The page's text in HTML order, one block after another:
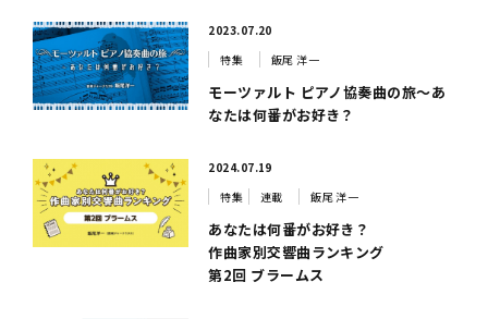
2023.07.20
特集
飯尾 洋一
モーツァルト ピアノ協奏曲の旅～あ
なたは何番がお好き？
2024.07.19
特集
連載 飯尾 洋一
あなたは何番がお好き？
作曲家別交響曲ランキング
第2回 ブラームス